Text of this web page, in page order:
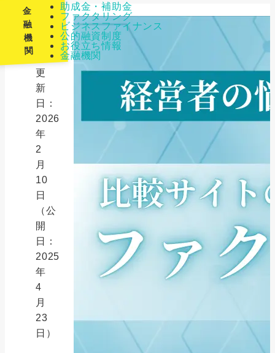
助成金・補助金
ファクタリング
ビジネスファイナンス
公的融資制度
お役立ち情報
金融機関
金
融
機
関
更
新
日：
2026
年
2
月
10
日
（公
開
日：
2025
年
4
月
23
日）